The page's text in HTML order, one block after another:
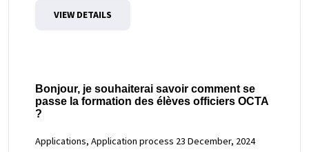
VIEW DETAILS
Bonjour, je souhaiterai savoir comment se
passe la formation des élèves officiers OCTA
?
Applications, Application process 23 December, 2024